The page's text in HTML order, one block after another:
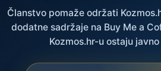
Članstvo pomaže održati
dodatne sadržaje na Buy Me a
Kozmos.hr-u ostaju